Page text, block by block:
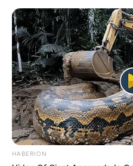
Deutschlandweit
eintragen:
Bilderfreigabe: Die Bilder
bestimmten Bedingungen
Zwecke kostenlos benutzt
HABERION